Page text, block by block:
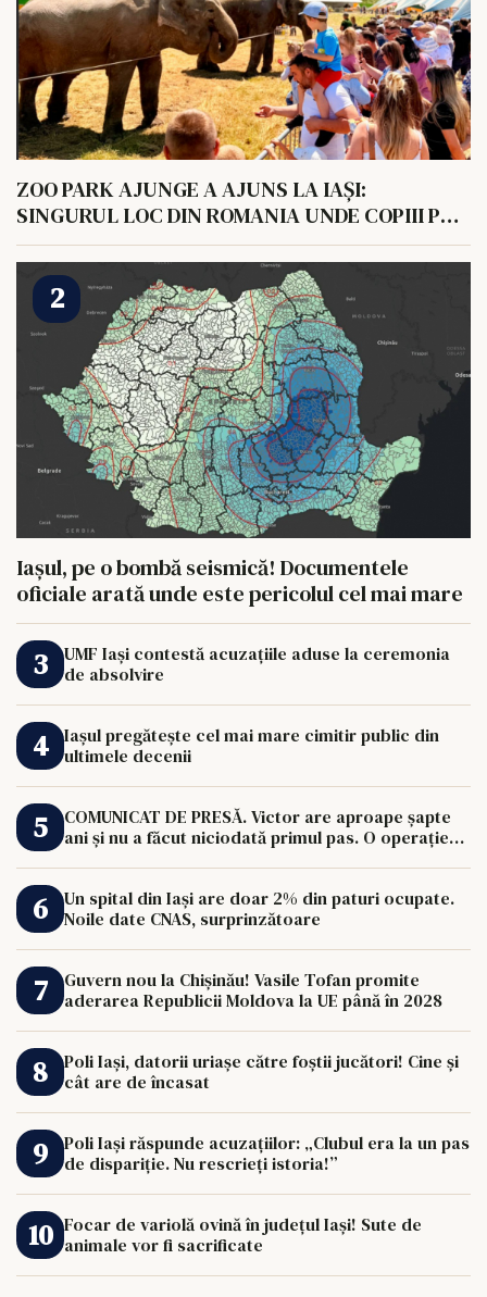
ZOO PARK AJUNGE A AJUNS LA IAȘI:
SINGURUL LOC DIN ROMANIA UNDE COPIII POT
HRANI UN ELEFANT
Iașul, pe o bombă seismică! Documentele
oficiale arată unde este pericolul cel mai mare
UMF Iași contestă acuzațiile aduse la ceremonia
de absolvire
Iașul pregătește cel mai mare cimitir public din
ultimele decenii
COMUNICAT DE PRESĂ. Victor are aproape șapte
ani și nu a făcut niciodată primul pas. O operație
Un spital din Iași are doar 2% din paturi ocupate.
Noile date CNAS, surprinzătoare
Guvern nou la Chișinău! Vasile Tofan promite
aderarea Republicii Moldova la UE până în 2028
Poli Iași, datorii uriașe către foștii jucători! Cine și
cât are de încasat
Poli Iași răspunde acuzațiilor: „Clubul era la un pas
de dispariție. Nu rescrieți istoria!”
Focar de variolă ovină în județul Iași! Sute de
animale vor fi sacrificate